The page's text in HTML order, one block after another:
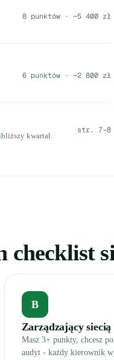
8 punktów · ~5 400 zł
6 punktów · ~2 800 zł
kwartał.
str. 7-8
checklist
B
Zarządzający
Masz 3+ punkty, chcesz
audyt - każdy kierownik